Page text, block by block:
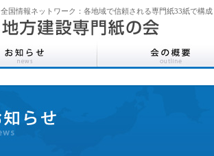
全国情報ネットワーク：各地域で信頼される専門紙33紙で構成